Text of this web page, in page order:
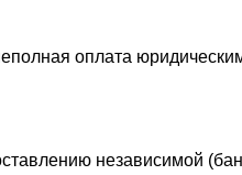
оплата
независимой